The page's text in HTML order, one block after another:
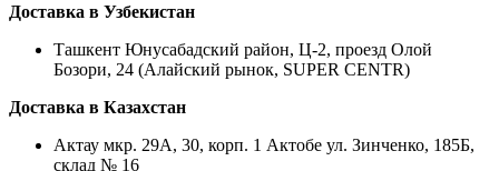
Доставка в Узбекистан
Ташкент Юнусабадский район, Ц-2, проезд Олой
Бозори, 24 (Алайский рынок, SUPER CENTR)
Доставка в Казахстан
Актау мкр. 29А, 30, корп. 1 Актобе ул. Зинченко, 185Б,
склад № 16